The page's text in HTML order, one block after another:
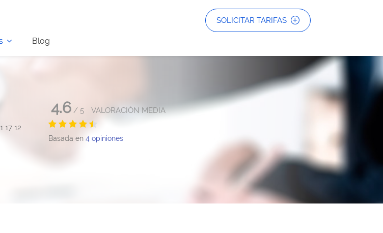
Blog
SOLICITAR TARIFAS
17 12
4.6 / 5 VALORACIÓN MEDIA
Basada en 4 opiniones